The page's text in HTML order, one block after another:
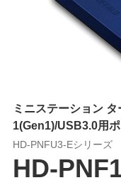
ミニステーション
1(Gen1)/USB3.0用
HD-PNFU3-Eシリーズ
HD-